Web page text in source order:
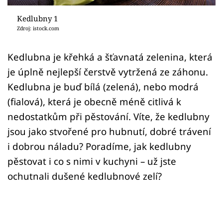
Sledujte nás
Kedlubny 1
Zdroj: istock.com
Kedlubna je křehká a šťavnatá zelenina, která
je úplně nejlepší čerstvě vytržená ze záhonu.
Kedlubna je buď bílá (zelená), nebo modrá
(fialová), která je obecně méně citlivá k
nedostatkům při pěstování. Víte, že kedlubny
jsou jako stvořené pro hubnutí, dobré trávení
i dobrou náladu? Poradíme, jak kedlubny
pěstovat i co s nimi v kuchyni – už jste
ochutnali dušené kedlubnové zelí?